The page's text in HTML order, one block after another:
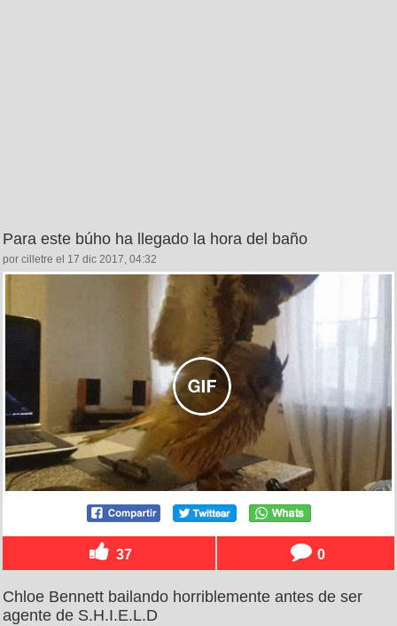
Para este búho ha llegado la hora del baño
por cilletre el 17 dic 2017, 04:32
37 0
Chloe Bennett bailando horriblemente antes de ser
agente de S.H.I.E.L.D